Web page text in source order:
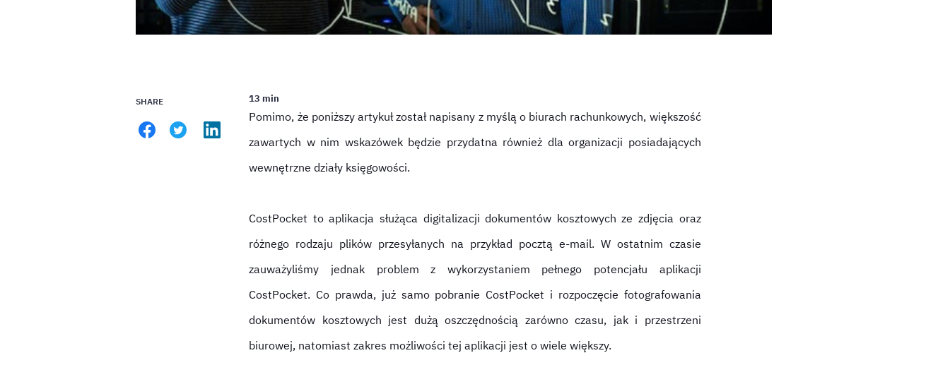
SHARE 13 min
Pomimo, że poniższy artykuł został napisany z myślą o biurach rachunkowych, większość
zawartych w nim wskazówek będzie przydatna również dla organizacji posiadających
wewnętrzne działy księgowości.
CostPocket to aplikacja służąca digitalizacji dokumentów kosztowych ze zdjęcia oraz
różnego rodzaju plików przesyłanych na przykład pocztą e-mail. W ostatnim czasie
zauważyliśmy jednak problem z wykorzystaniem pełnego potencjału aplikacji
CostPocket. Co prawda, już samo pobranie CostPocket i rozpoczęcie fotografowania
dokumentów kosztowych jest dużą oszczędnością zarówno czasu, jak i przestrzeni
biurowej, natomiast zakres możliwości tej aplikacji jest o wiele większy.